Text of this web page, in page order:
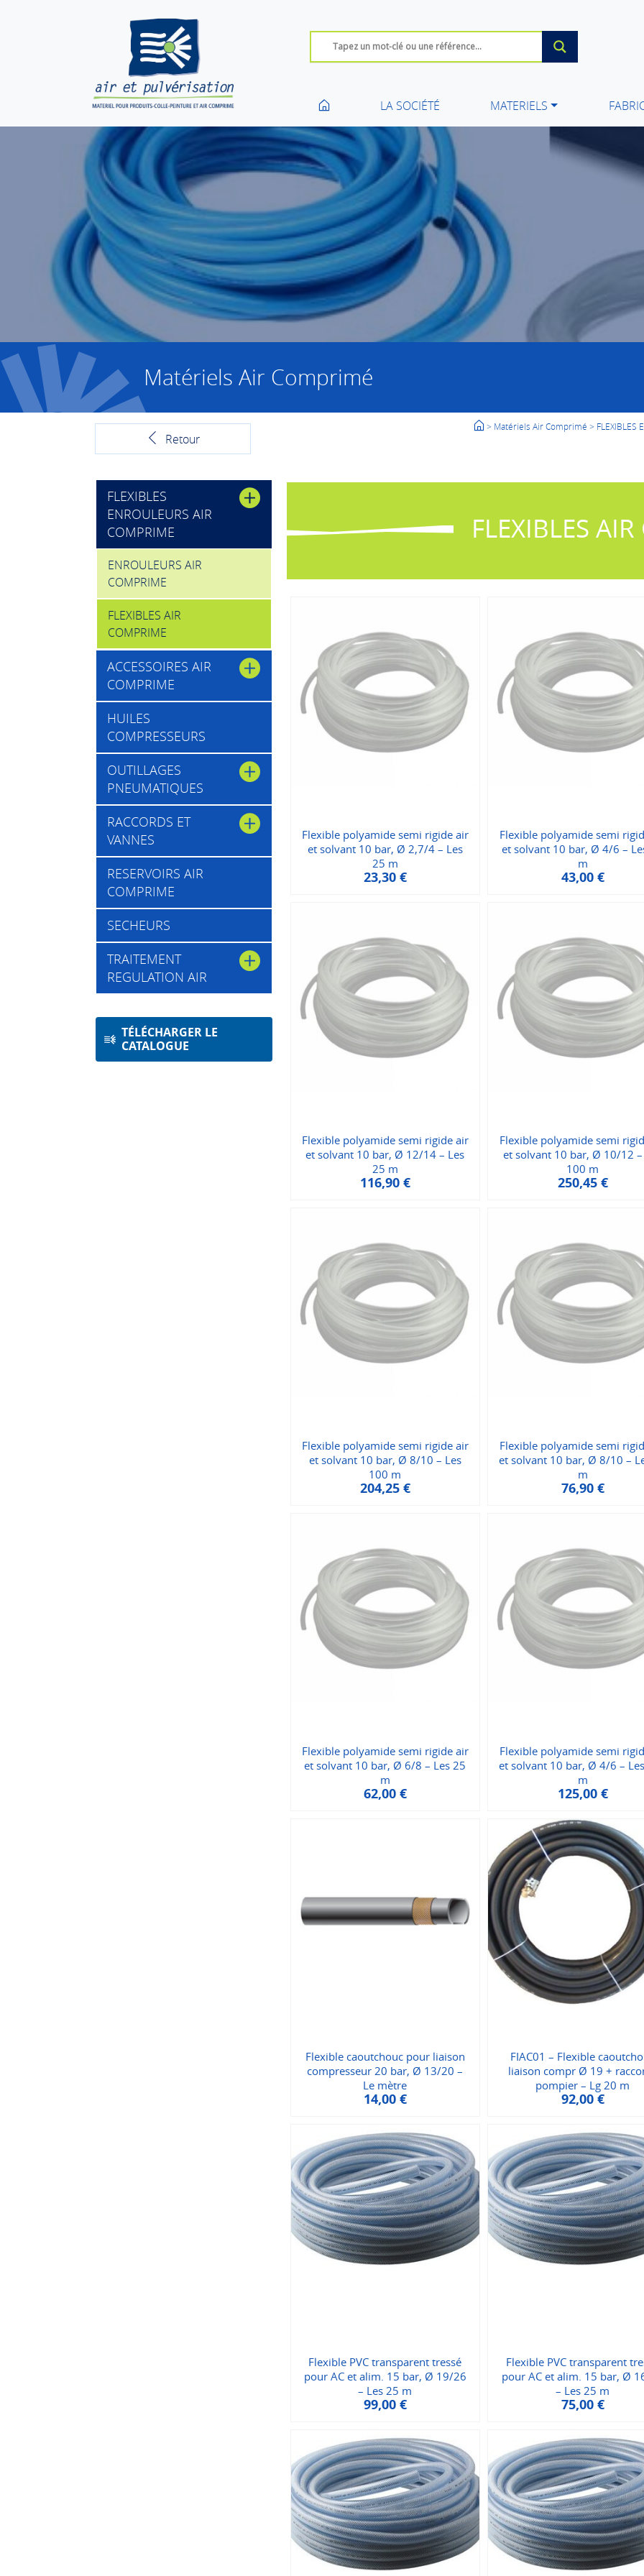
LA SOCIÉTÉ MATERIELS
Matériels Air Comprimé
Retour
> Matériels Air Comprimé > FLEXIBLES
FLEXIBLES
ENROULEURS AIR
COMPRIME
ENROULEURS AIR
COMPRIME
FLEXIBLES AIR
COMPRIME
ACCESSOIRES AIR
COMPRIME
HUILES
COMPRESSEURS
OUTILLAGES
PNEUMATIQUES
RACCORDS ET
VANNES
RESERVOIRS AIR
COMPRIME
SECHEURS
TRAITEMENT
REGULATION AIR
TÉLÉCHARGER LE
CATALOGUE
FLEXIBLES
Flexible polyamide semi rigide air
et solvant 10 bar, Ø 2,7/4 – Les
25 m
23,30 €
Flexible polyamide semi
et solvant 10 bar, Ø 4/6 –
m
43,00 €
Flexible polyamide semi rigide air
et solvant 10 bar, Ø 12/14 – Les
25 m
116,90 €
Flexible polyamide semi
et solvant 10 bar, Ø 10/12 –
100 m
250,45 €
Flexible polyamide semi rigide air
et solvant 10 bar, Ø 8/10 – Les
100 m
204,25 €
Flexible polyamide semi
et solvant 10 bar, Ø 8/10 –
m
76,90 €
Flexible polyamide semi rigide air
et solvant 10 bar, Ø 6/8 – Les 25
m
62,00 €
Flexible polyamide semi
et solvant 10 bar, Ø 4/6 –
m
125,00 €
Flexible caoutchouc pour liaison
compresseur 20 bar, Ø 13/20 –
Le mètre
14,00 €
FIAC01 – Flexible
liaison compr Ø 19 +
pompier – Lg 20 m
92,00 €
Flexible PVC transparent tressé
pour AC et alim. 15 bar, Ø 19/26
– Les 25 m
99,00 €
Flexible PVC transparent
pour AC et alim. 15 bar, Ø
– Les 25 m
75,00 €